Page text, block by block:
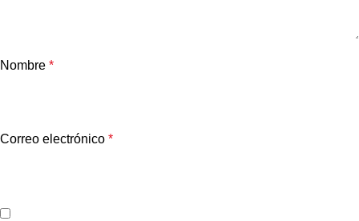
Nombre *
Correo electrónico *